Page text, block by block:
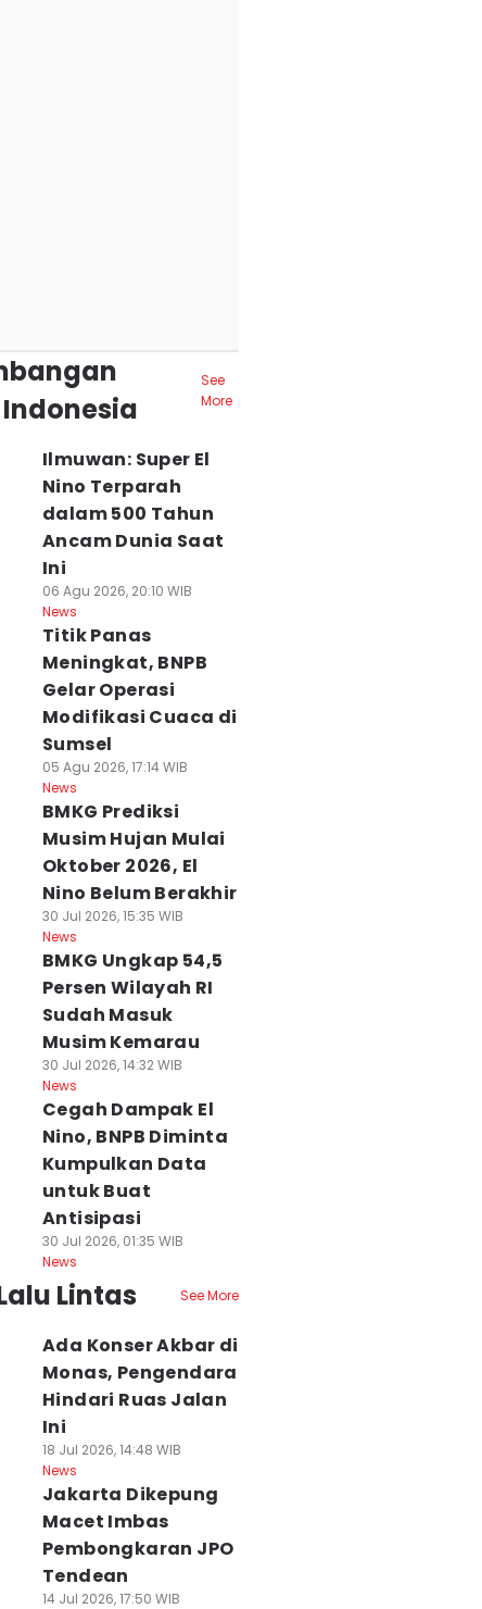
See
More
Ilmuwan: Super El
Nino Terparah
dalam 500 Tahun
Ancam Dunia Saat
Ini
06 Agu 2026, 20:10 WIB
News
Titik Panas
Meningkat, BNPB
Gelar Operasi
Modifikasi Cuaca di
Sumsel
05 Agu 2026, 17:14 WIB
News
BMKG Prediksi
Musim Hujan Mulai
Oktober 2026, El
Nino Belum Berakhir
30 Jul 2026, 15:35 WIB
News
BMKG Ungkap 54,5
Persen Wilayah RI
Sudah Masuk
Musim Kemarau
30 Jul 2026, 14:32 WIB
News
Cegah Dampak El
Nino, BNPB Diminta
Kumpulkan Data
untuk Buat
Antisipasi
30 Jul 2026, 01:35 WIB
News
Lintas See More
Ada Konser Akbar di
Monas, Pengendara
Hindari Ruas Jalan
Ini
18 Jul 2026, 14:48 WIB
News
Jakarta Dikepung
Macet Imbas
Pembongkaran JPO
Tendean
14 Jul 2026, 17:50 WIB